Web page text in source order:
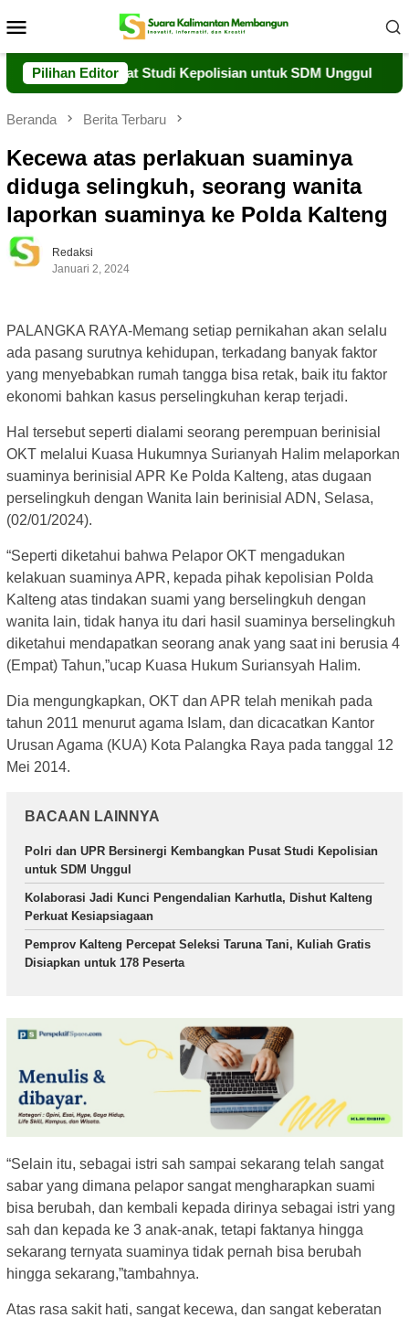
ke
Mobile
Pilihan Editor
Pusat Studi Kepolisian untuk SDM Unggul
Beranda Berita Terbaru
Kecewa atas perlakuan suaminya
diduga selingkuh, seorang wanita
laporkan suaminya ke Polda Kalteng
Redaksi
Januari 2, 2024
PALANGKA RAYA-Memang setiap pernikahan akan selalu
ada pasang surutnya kehidupan, terkadang banyak faktor
yang menyebabkan rumah tangga bisa retak, baik itu faktor
ekonomi bahkan kasus perselingkuhan kerap terjadi.
Hal tersebut seperti dialami seorang perempuan berinisial
OKT melalui Kuasa Hukumnya Surianyah Halim melaporkan
suaminya berinisial APR Ke Polda Kalteng, atas dugaan
perselingkuh dengan Wanita lain berinisial ADN, Selasa,
(02/01/2024).
“Seperti diketahui bahwa Pelapor OKT mengadukan
kelakuan suaminya APR, kepada pihak kepolisian Polda
Kalteng atas tindakan suami yang berselingkuh dengan
wanita lain, tidak hanya itu dari hasil suaminya berselingkuh
diketahui mendapatkan seorang anak yang saat ini berusia 4
(Empat) Tahun,”ucap Kuasa Hukum Suriansyah Halim.
Dia mengungkapkan, OKT dan APR telah menikah pada
tahun 2011 menurut agama Islam, dan dicacatkan Kantor
Urusan Agama (KUA) Kota Palangka Raya pada tanggal 12
Mei 2014.
BACAAN LAINNYA
Polri dan UPR Bersinergi Kembangkan Pusat Studi Kepolisian
untuk SDM Unggul
Kolaborasi Jadi Kunci Pengendalian Karhutla, Dishut Kalteng
Perkuat Kesiapsiagaan
Pemprov Kalteng Percepat Seleksi Taruna Tani, Kuliah Gratis
Disiapkan untuk 178 Peserta
“Selain itu, sebagai istri sah sampai sekarang telah sangat
sabar yang dimana pelapor sangat mengharapkan suami
bisa berubah, dan kembali kepada dirinya sebagai istri yang
sah dan kepada ke 3 anak-anak, tetapi faktanya hingga
sekarang ternyata suaminya tidak pernah bisa berubah
hingga sekarang,”tambahnya.
Atas rasa sakit hati, sangat kecewa, dan sangat keberatan